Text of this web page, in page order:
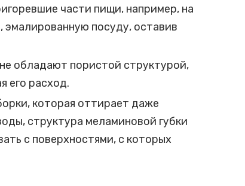
части пищи, например, на
посуду, оставив
обладают пористой структурой,
его расход.
которая оттирает даже
структура меламиновой губки
с поверхностями, с которых